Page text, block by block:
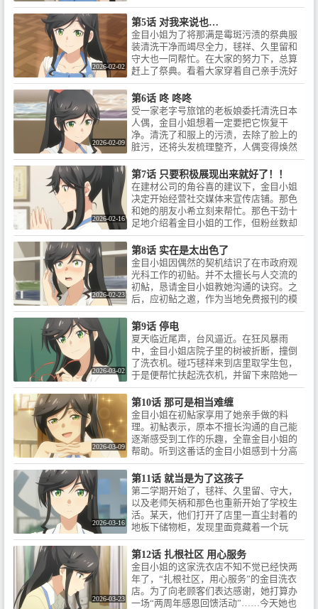
街・熱海。小さなクリーニング
店を営む金目綿花奈（きんめわ
かな）さんは、明るくて働き者
で温泉が大好きな女の子。彼女
と彼女を巡る人々が織りなす、
ひきこもごもストーリー、始ま
ります。■権利表記 / ©はっとり
みつる／SQUARE ENIX・「綺麗
にしてもらえますか。」製作委
員会 / ©Mitsuru Hattori/SQUARE
ENIX / ■原作情報 / 『綺麗にして
もらえますか。』原作 はっとり
クス スクウェア・エニックス
刊）全10巻 好評発売中！番外編
「～ふたりぐらし～」11巻 2025
年12月25日発売！
楽：秩父英里 / 音楽制作：フライ
ングドッグ / オープニング主題
歌：ゆう。「綺麗。」エンディ
ング主題歌：清浦夏実「若葉の
ころ」アニメーション制作：オ
クルトノボル / ■キャスト / 金目
綿花奈：鈴代紗弓 / 石持毬祥：梅
田修一朗 / 片口那色：稲垣 好 / 鰙
久里留：青山吉能 / 鰙 守大：白
石兼斗 / ⽮柄⿇未：⼩清⽔亜美 /
安治：⽔⽥わさび / ■イントロダ
クション / 温泉が湧き出る海辺の
街・熱海。小さなクリーニング
店を営む金目綿花奈（きんめわ
かな）さんは、明るくて働き者
で温泉が大好きな女の子。彼女
と彼女を巡る人々が織りなす、
ひきこもごもストーリー、始ま
ります。■権利表記 / ©はっとり
みつる／SQUARE ENIX・「綺麗
にしてもらえますか。」製作委
員会 / ©Mitsuru Hattori/SQUARE
ENIX
毬祥的朋友。祭典前夕，石持旅馆的老板
娘和那色等人正努力进行排练，而就在这
时，大家发现了一个大问题！！
2026-02-02
第5话 对我来说也…
金目小姐为了将那满是霉斑污渍的祭典服
装清洗干净而竭尽全力，毬祥、久里留和
守大也一同帮忙。在大家的努力下，总算
赶上了祭典。看着大家穿着自己亲手洗好
的衣服，金目小姐十分感动，但就在这
时，又发生了新的意外……！？
2026-02-09
第6话 咚 咚咚
受一家老字号旅馆的老板娘委托清洗日本
人偶，金目小姐想着一定要把它恢复干
净。清洗了和服上的污渍，去除了脸上的
脏污，还将头发梳理整齐，人偶变得焕然
一新。作为谢礼，老板娘邀请她使用旅馆
的大浴场，热爱温泉的金目小姐心想：“明
天也要继续加油啊。”不过，还是有件事让
她有些在意……
2026-02-16
第7话 只要积极展现出来就好了！！
在建材公司的角谷喜的建议下，金目小姐
决定开始经营社交媒体来宣传店铺。那色
和她的朋友小希立刻来帮忙。那色干劲十
足地介绍着金目小姐的工作，但粉丝数却
迟迟不见增长。就在这时，一位网红前来
委托洗衣，结果却发生了意想不到的事
情……？
2026-02-23
第8话 实在是太出色了
金目小姐因偶然的契机结识了在市政府观
光科工作的初鲇。并不太擅长与人交流的
初鮎，恳请金目小姐教她沟通的诀窍。之
后，应初鲇之邀，作为当地免费报刊的模
特前往初岛。她们巡游各处观光景点，拍
摄工作顺利完成，然而……
2026-03-02
第9话 停电
夏天临近尾声，台风逼近。在狂风暴雨
中，金目小姐店院子里的树被折断，撞倒
了洗衣机。碰巧毬祥来到店里取学生包，
于是便帮忙扶起洗衣机，并留下来陪她一
起待在店里。那天晚上，金目小姐断断续
续地向毬祥讲述起与自己有关的一件往
事。
2026-03-09
第10话 那可是相当难缠
金目小姐在初鮎家享用了她亲手做的料
理。初鮎表示，原本不擅长沟通的自己能
逐渐感受到工作的乐趣，全靠金目小姐的
帮助。听到这番话的金目小姐感到十分高
兴。对于和家里的两只大型犬尽情玩耍后
回来的金目小姐，房东安治虽然嘴上说着
挖苦的话，却还是在担心着她。
2026-03-16
第11话 就当是为了这孩子
第二学期开始了，毬祥、久里留、守大，
以及老师矢柄和那色也重新开始了学校生
活。某天，他们打开了店里一直尘封着的
地板下储物柜，发现里面竟藏着一个玩
偶。看起来很可能是以前的店主寄存的东
西……金目小姐立刻着手进行清洗。究竟
能否找到它的主人呢。
2026-03-23
第12话 扎根社区 用心服务
金目小姐的这家洗衣店不知不觉已经快两
年了，“扎根社区，用心服务”的金目洗衣
店。为了向老顾客们表达感谢，她打算办
一场“两周年感恩回馈活动”……今天她也